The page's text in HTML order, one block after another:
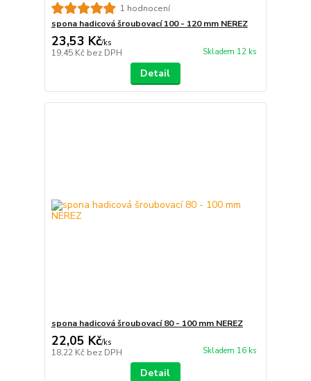
1 hodnocení
spona hadicová šroubovací 100 - 120 mm NEREZ
23,53 Kč/ks
19,45 Kč bez DPH Skladem 12 ks
Detail
spona hadicová šroubovací 80 - 100 mm NEREZ
22,05 Kč/ks
18,22 Kč bez DPH Skladem 16 ks
Detail